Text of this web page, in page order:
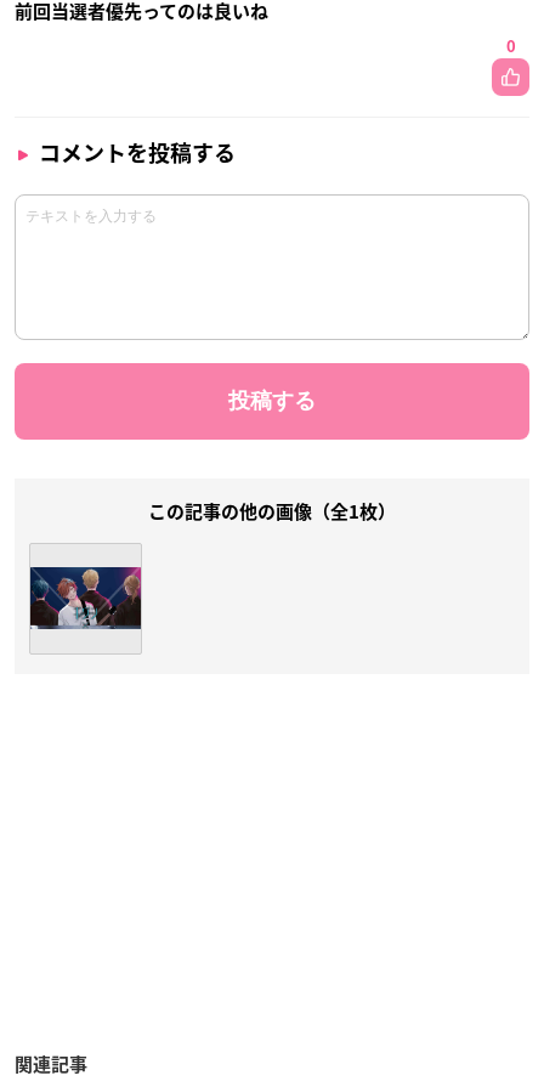
前回当選者優先ってのは良いね
0
コメントを投稿する
この記事の他の画像（全1枚）
関連記事